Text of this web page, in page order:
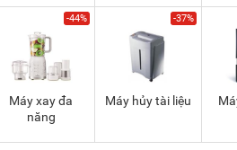
-44%
Máy xay đa
năng
-37%
Máy hủy tài liệu